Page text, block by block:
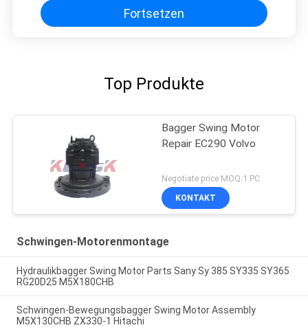
Fortsetzen
Top Produkte
Bagger Swing Motor
Repair EC290 Volvo
Negotiate price MOQ:1 PC
KONTAKT
Schwingen-Motorenmontage
Hydraulikbagger Swing Motor Parts Sany Sy 385 SY335 SY365
RG20D25 M5X180CHB
Schwingen-Bewegungsbagger Swing Motor Assembly
M5X130CHB ZX330-1 Hitachi